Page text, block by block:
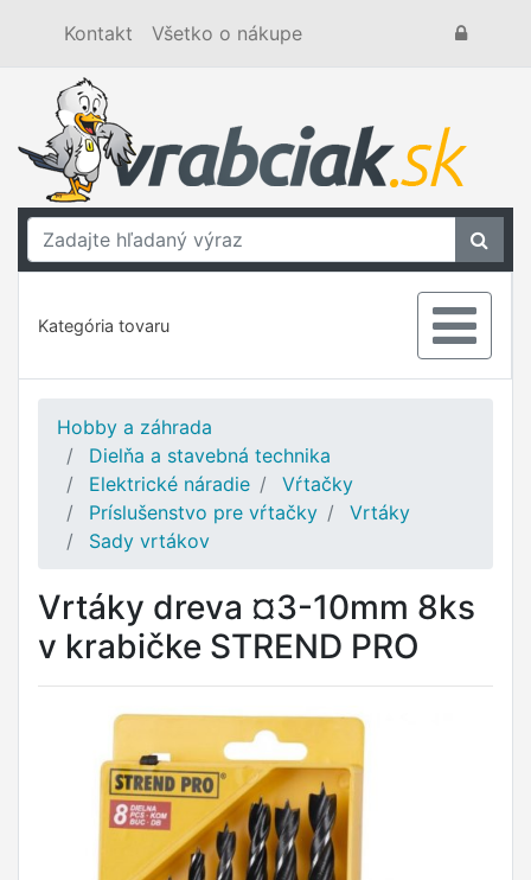
Kontakt Všetko o nákupe
Kategória tovaru
Hobby a záhrada
Dielňa a stavebná technika
Elektrické náradie
Vŕtačky
Príslušenstvo pre vŕtačky
Vrtáky
Sady vrtákov
Vrtáky dreva ¤3-10mm 8ks
v krabičke STREND PRO